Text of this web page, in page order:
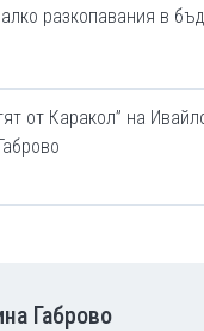
разкопавания в
от Каракол” на
Габрово